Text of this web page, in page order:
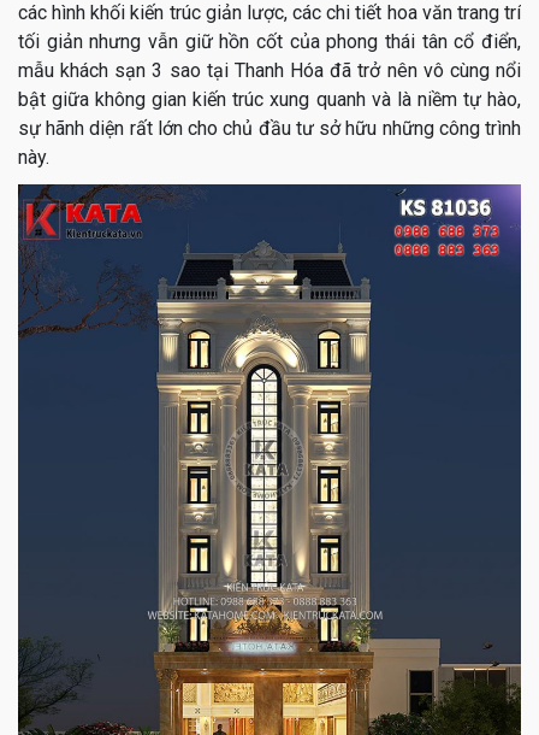
các hình khối kiến trúc giản lược, các chi tiết hoa văn trang trí
tối giản nhưng vẫn giữ hồn cốt của phong thái tân cổ điển,
mẫu khách sạn 3 sao tại Thanh Hóa đã trở nên vô cùng nổi
bật giữa không gian kiến trúc xung quanh và là niềm tự hào,
sự hãnh diện rất lớn cho chủ đầu tư sở hữu những công trình
này.